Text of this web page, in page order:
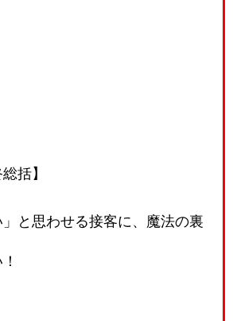
括】
」と思わせる接客に、魔法の裏